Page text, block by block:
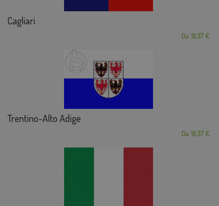
Cagliari
Da: 18,37 €
Trentino-Alto Adige
Da: 18,37 €